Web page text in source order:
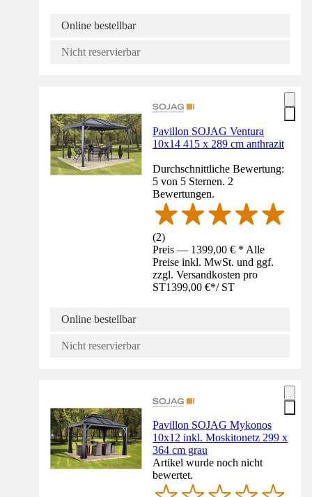
Online bestellbar
Nicht reservierbar
Pavillon SOJAG Ventura
10x14 415 x 289 cm anthrazit
Durchschnittliche Bewertung:
5 von 5 Sternen. 2
Bewertungen.
(2)
Preis — 1399,00 € * Alle
Preise inkl. MwSt. und ggf.
zzgl. Versandkosten pro
ST1399,00 €*/ ST
Online bestellbar
Nicht reservierbar
Pavillon SOJAG Mykonos
10x12 inkl. Moskitonetz 299 x
364 cm grau
Artikel wurde noch nicht
bewertet.